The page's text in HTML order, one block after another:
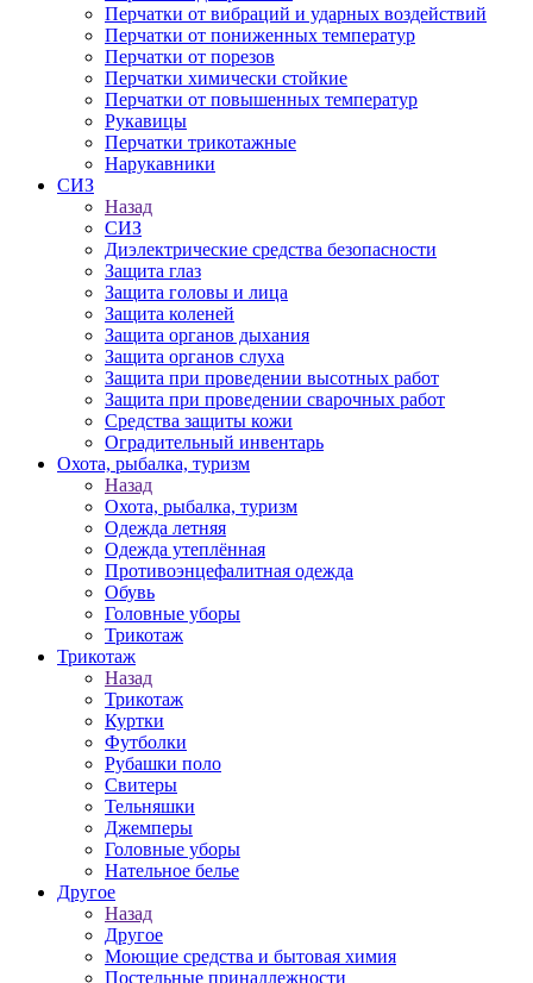
Перчатки от вибраций и ударных воздействий
Перчатки от пониженных температур
Перчатки от порезов
Перчатки химически стойкие
Перчатки от повышенных температур
Рукавицы
Перчатки трикотажные
Нарукавники
СИЗ
Назад
СИЗ
Диэлектрические средства безопасности
Защита глаз
Защита головы и лица
Защита коленей
Защита органов дыхания
Защита органов слуха
Защита при проведении высотных работ
Защита при проведении сварочных работ
Средства защиты кожи
Оградительный инвентарь
Охота, рыбалка, туризм
Назад
Охота, рыбалка, туризм
Одежда летняя
Одежда утеплённая
Противоэнцефалитная одежда
Обувь
Головные уборы
Трикотаж
Трикотаж
Назад
Трикотаж
Куртки
Футболки
Рубашки поло
Свитеры
Тельняшки
Джемперы
Головные уборы
Нательное белье
Другое
Назад
Другое
Моющие средства и бытовая химия
Постельные принадлежности